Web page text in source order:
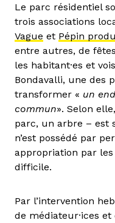
Le parc résidentiel
trois associations
Vague et Pépin
entre autres, de
les habitant·es et
Bondavalli, une des
transformer « un
commun». Selon
parc, un arbre – est
n’est possédé par
appropriation par
difficile.
Par l’intervention
de médiateur·ices et